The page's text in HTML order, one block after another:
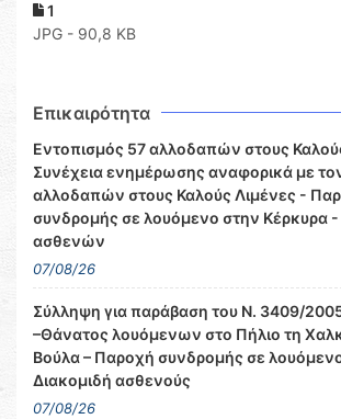
1
JPG - 90,8 KB
Επικαιρότητα
Εντοπισμός 57 αλλοδαπών στους
Συνέχεια ενημέρωσης αναφορικά με
αλλοδαπών στους Καλούς Λιμένες -
συνδρομής σε λουόμενο στην Κέρκυρα -
ασθενών
07/08/26
Σύλληψη για παράβαση του Ν. 3409/
–Θάνατος λουόμενων στο Πήλιο τη
Βούλα – Παροχή συνδρομής σε
Διακομιδή ασθενούς
07/08/26